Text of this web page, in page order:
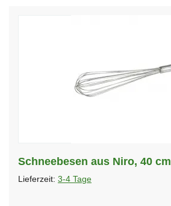
Schneebesen aus Niro, 40 cm
Lieferzeit: 3-4 Tage